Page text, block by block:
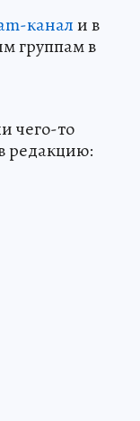
канали в
группам в
чего-то
редакцию: